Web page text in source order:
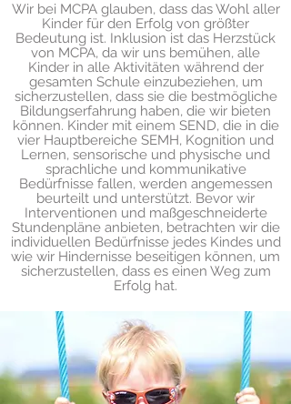
Wir bei MCPA glauben, dass das Wohl aller
Kinder für den Erfolg von größter
Bedeutung ist. Inklusion ist das Herzstück
von MCPA, da wir uns bemühen, alle
Kinder in alle Aktivitäten während der
gesamten Schule einzubeziehen, um
sicherzustellen, dass sie die bestmögliche
Bildungserfahrung haben, die wir bieten
können. Kinder mit einem SEND, die in die
vier Hauptbereiche SEMH, Kognition und
Lernen, sensorische und physische und
sprachliche und kommunikative
Bedürfnisse fallen, werden angemessen
beurteilt und unterstützt. Bevor wir
Interventionen und maßgeschneiderte
Stundenpläne anbieten, betrachten wir die
individuellen Bedürfnisse jedes Kindes und
wie wir Hindernisse beseitigen können, um
sicherzustellen, dass es einen Weg zum
Erfolg hat.